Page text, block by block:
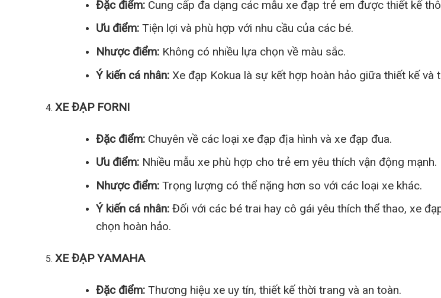
Đặc điểm:Cung cấp đa dạng các mẫu xe đạp trẻ em được thiết kế
Ưu điểm:Tiện lợi và phù hợp với nhu cầu của các bé.
Nhược điểm:Không có nhiều lựa chọn về màu sắc.
Ý kiến cá nhân:Xe đạp Kokua là sự kết hợp hoàn hảo giữa thiết kế và
XE ĐẠP FORNI
Đặc điểm:Chuyên về các loại xe đạp địa hình và xe đạp đua.
Ưu điểm:Nhiều mẫu xe phù hợp cho trẻ em yêu thích vận động mạnh.
Nhược điểm:Trọng lượng có thể nặng hơn so với các loại xe khác.
Ý kiến cá nhân:Đối với các bé trai hay cô gái yêu thích thể thao, xe
chọn hoàn hảo.
XE ĐẠP YAMAHA
Đặc điểm:Thương hiệu xe uy tín, thiết kế thời trang và an toàn.